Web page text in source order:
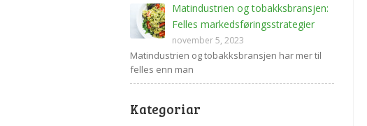
Matindustrien og tobakksbransjen:
Felles markedsføringsstrategier
november 5, 2023
Matindustrien og tobakksbransjen har mer til
felles enn man
Kategoriar